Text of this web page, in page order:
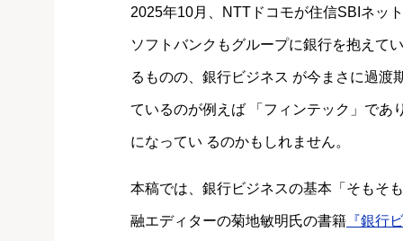
2025年10月、NTTドコモが住信SBIネッ
ソフトバンクもグループに銀行を抱えて
るものの、銀行ビジネス が今まさに過渡
ているのが例えば 「フィンテック」であ
になってい るのかもしれません。
本稿では、銀行ビジネスの基本「そもそ
融エディターの菊地敏明氏の書籍 『銀行